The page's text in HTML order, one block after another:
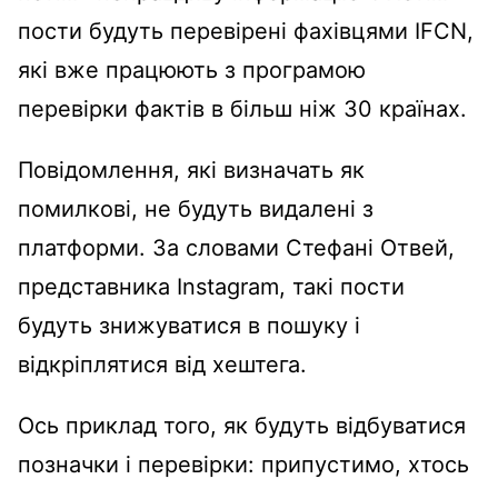
пости будуть перевірені фахівцями IFCN,
які вже працюють з програмою
перевірки фактів в більш ніж 30 країнах.
Повідомлення, які визначать як
помилкові, не будуть видалені з
платформи. За словами Стефані Отвей,
представника Instagram, такі пости
будуть знижуватися в пошуку і
відкріплятися від хештега.
Ось приклад того, як будуть відбуватися
позначки і перевірки: припустимо, хтось